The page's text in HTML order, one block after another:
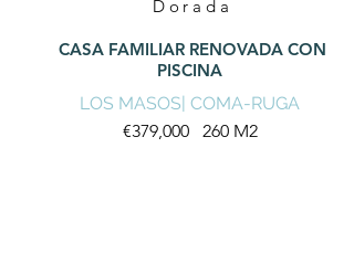
Dorada
CASA FAMILIAR RENOVADA CON
PISCINA
LOS MASOS| COMA-RUGA
€379,000 260 M2